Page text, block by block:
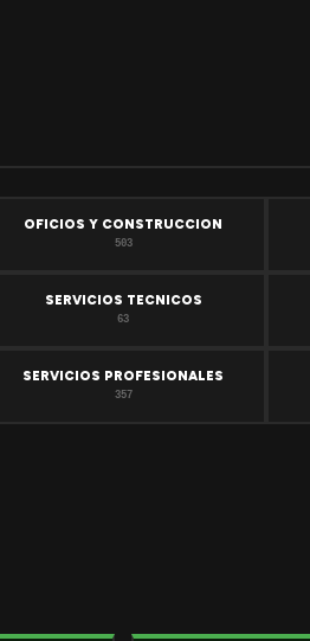
OFICIOS Y CONSTRUCCION
503
SERVICIOS TECNICOS
63
SERVICIOS PROFESIONALES
357